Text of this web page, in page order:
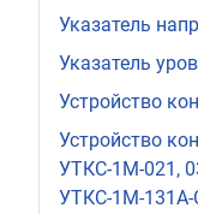
Указатель
Указатель
Устройство
Устройство
УТКС-1М-021,
УТКС-1М-